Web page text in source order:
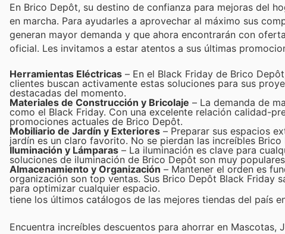
En Brico Depôt, su destino de confianza para mejoras del
en marcha. Para ayudarles a aprovechar al máximo sus
generan mayor demanda y que ahora encontrarán con
oficial. Les invitamos a estar atentos a sus últimas
Herramientas Eléctricas – En el Black Friday de Brico
clientes buscan activamente estas soluciones para sus
destacadas del momento.
Materiales de Construcción y Bricolaje – La demanda de
como el Black Friday. Con una excelente relación calidad-
promociones actuales de Brico Depôt.
Mobiliario de Jardín y Exteriores – Preparar sus espacios
jardín es un claro favorito. No se pierdan las increíbles
Iluminación y Lámparas – La iluminación es clave para
soluciones de iluminación de Brico Depôt son muy
Almacenamiento y Organización – Mantener el orden es
organización son top ventas. Sus Brico Depôt Black Friday
para optimizar cualquier espacio.
tiene los últimos catálogos de las mejores tiendas del país
Encuentra increíbles descuentos para ahorrar en